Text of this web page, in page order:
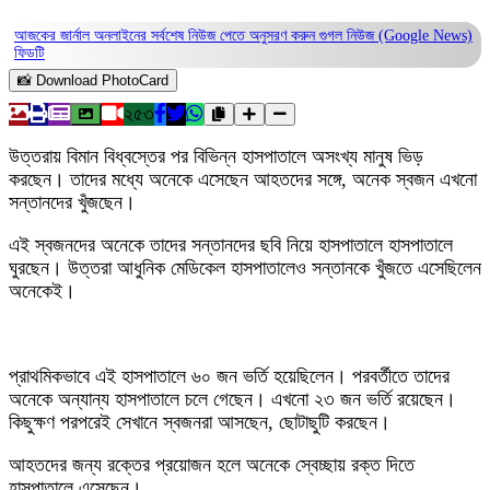
আজকের জার্নাল অনলাইনের সর্বশেষ নিউজ পেতে অনুসরণ করুন গুগল নিউজ (Google News)
ফিডটি
📸 Download PhotoCard
২৫৩
উত্তরায় বিমান বিধ্বস্তের পর বিভিন্ন হাসপাতালে অসংখ্য মানুষ ভিড়
করছেন। তাদের মধ্যে অনেকে এসেছেন আহতদের সঙ্গে, অনেক স্বজন এখনো
সন্তানদের খুঁজছেন।
এই স্বজনদের অনেকে তাদের সন্তানদের ছবি নিয়ে হাসপাতালে হাসপাতালে
ঘুরছেন। উত্তরা আধুনিক মেডিকেল হাসপাতালেও সন্তানকে খুঁজতে এসেছিলেন
অনেকেই।
প্রাথমিকভাবে এই হাসপাতালে ৬০ জন ভর্তি হয়েছিলেন। পরবর্তীতে তাদের
অনেকে অন্যান্য হাসপাতালে চলে গেছেন। এখনো ২৩ জন ভর্তি রয়েছেন।
কিছুক্ষণ পরপরেই সেখানে স্বজনরা আসছেন, ছোটাছুটি করছেন।
আহতদের জন্য রক্তের প্রয়োজন হলে অনেকে স্বেচ্ছায় রক্ত দিতে